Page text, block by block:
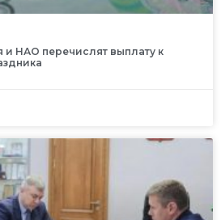
НАО перечислят выплату к